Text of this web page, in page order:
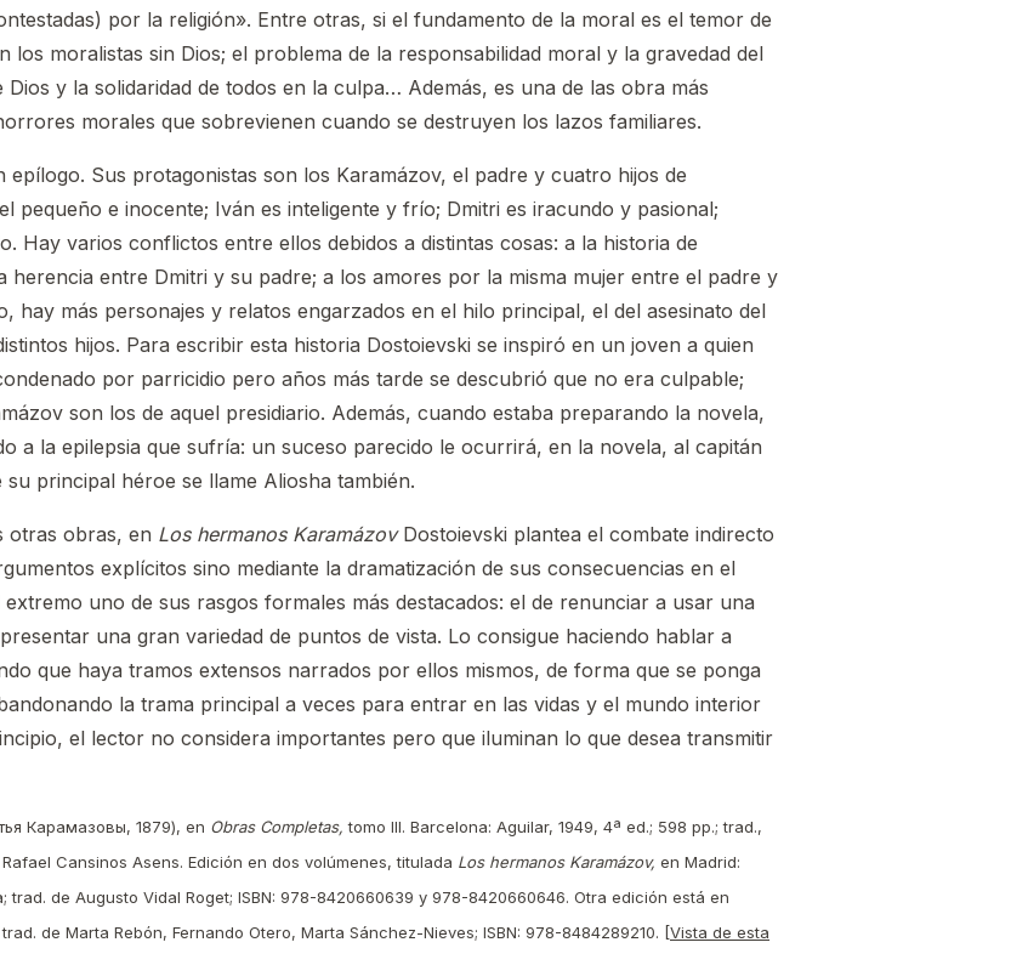
por la religión». Entre otras, si el fundamento de la moral es el temor de
los moralistas sin Dios; el problema de la responsabilidad moral y la gravedad del
y la solidaridad de todos en la culpa… Además, es una de las obra más
morales que sobrevienen cuando se destruyen los lazos familiares.
Sus protagonistas son los Karamázov, el padre y cuatro hijos de
pequeño e inocente; Iván es inteligente y frío; Dmitri es iracundo y pasional;
Hay varios conflictos entre ellos debidos a distintas cosas: a la historia de
herencia entre Dmitri y su padre; a los amores por la misma mujer entre el padre y
hay más personajes y relatos engarzados en el hilo principal, el del asesinato del
hijos. Para escribir esta historia Dostoievski se inspiró en un joven a quien
por parricidio pero años más tarde se descubrió que no era culpable;
son los de aquel presidiario. Además, cuando estaba preparando la novela,
a la epilepsia que sufría: un suceso parecido le ocurrirá, en la novela, al capitán
principal héroe se llame Aliosha también.
otras obras, en Los hermanos KaramázovDostoievski plantea el combate indirecto
explícitos sino mediante la dramatización de sus consecuencias en el
uno de sus rasgos formales más destacados: el de renunciar a usar una
una gran variedad de puntos de vista. Lo consigue haciendo hablar a
que haya tramos extensos narrados por ellos mismos, de forma que se ponga
la trama principal a veces para entrar en las vidas y el mundo interior
el lector no considera importantes pero que iluminan lo que desea transmitir
Карамазовы, 1879), en Obras Completas, tomo III. Barcelona: Aguilar, 1949, 4ª ed.; 598 pp.; trad.,
Cansinos Asens. Edición en dos volúmenes, titulada Los hermanos Karamázov, en Madrid:
trad. de Augusto Vidal Roget; ISBN: 978-8420660639 y 978-8420660646. Otra edición está en
de Marta Rebón, Fernando Otero, Marta Sánchez-Nieves; ISBN: 978-8484289210. [Vista de esta